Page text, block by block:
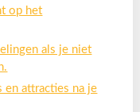
op het
als je niet
en attracties na je